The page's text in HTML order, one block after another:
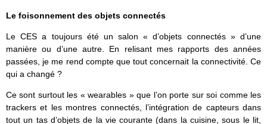
Le foisonnement des objets connectés
Le CES a toujours été un salon « d’objets connectés » d’une
manière ou d’une autre. En relisant mes rapports des années
passées, je me rend compte que tout concernait la connectivité. Ce
qui a changé ?
Ce sont surtout les « wearables » que l’on porte sur soi comme les
trackers et les montres connectés, l’intégration de capteurs dans
tout un tas d’objets de la vie courante (dans la cuisine, sous le lit,